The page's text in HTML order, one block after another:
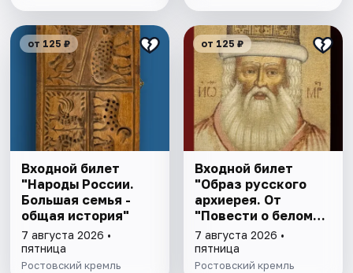
от 125 ₽
Входной билет
"Народы России.
Большая семья -
общая история"
7 августа 2026 •
пятница
Ростовский кремль
от 125 ₽
Входной билет
"Образ русского
архиерея. От
"Повести о белом
клобуке" до
восстановления
патриаршества"
7 августа 2026 •
пятница
Ростовский кремль